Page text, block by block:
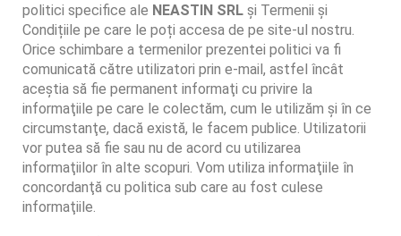
politici specifice ale NEASTIN SRL și Termenii și
Condițiile pe care le poți accesa de pe site-ul nostru.
Orice schimbare a termenilor prezentei politici va fi
comunicată către utilizatori prin e-mail, astfel încât
aceştia să fie permanent informaţi cu privire la
informaţiile pe care le colectăm, cum le utilizăm şi în ce
circumstanţe, dacă există, le facem publice. Utilizatorii
vor putea să fie sau nu de acord cu utilizarea
informaţiilor în alte scopuri. Vom utiliza informaţiile în
concordanţă cu politica sub care au fost culese
informaţiile.